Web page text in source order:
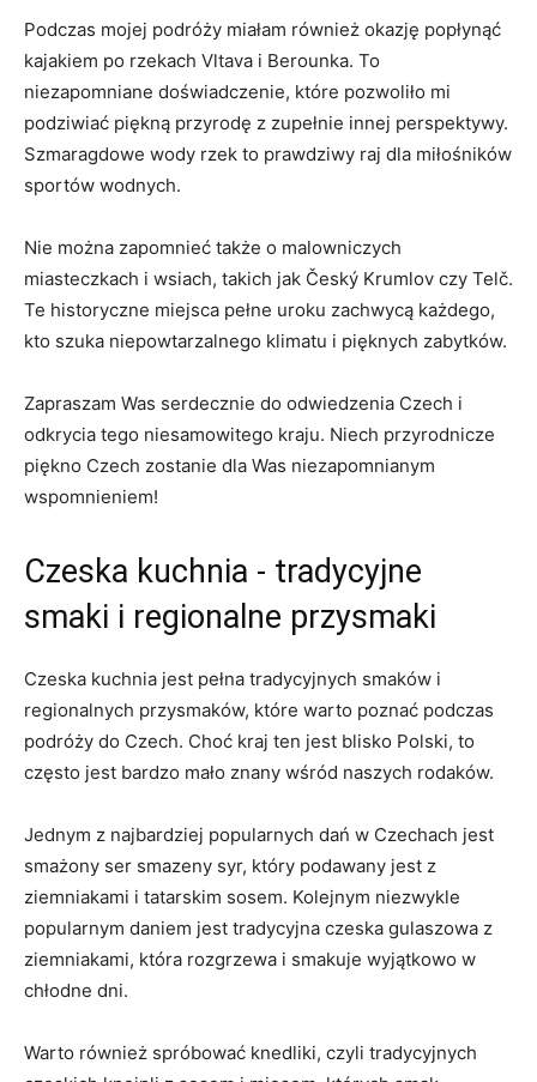
Podczas mojej podróży ⁤miałam również ‌okazję popłynąć
kajakiem ⁢po rzekach Vltava i‍ Berounka. To
niezapomniane ⁤doświadczenie, które pozwoliło‌ mi
podziwiać piękną przyrodę z⁤ zupełnie innej perspektywy.
Szmaragdowe ‍wody⁤ rzek to prawdziwy​ raj dla miłośników
sportów wodnych.
Nie ‍można zapomnieć ⁣także⁣ o malowniczych
miasteczkach i‌ wsiach, takich jak⁤ Český ‌Krumlov czy Telč.
Te historyczne miejsca pełne uroku zachwycą ⁣każdego,⁤
kto‌ szuka niepowtarzalnego klimatu⁣ i pięknych zabytków.
Zapraszam Was serdecznie do odwiedzenia Czech i
odkrycia tego‍ niesamowitego kraju. Niech ​przyrodnicze​
piękno Czech zostanie dla Was niezapomnianym
wspomnieniem!
Czeska‍ kuchnia ‌- tradycyjne
smaki i regionalne przysmaki
Czeska kuchnia jest‌ pełna tradycyjnych smaków⁢ i‍
regionalnych przysmaków, które ‍warto poznać podczas
podróży do ⁢Czech. Choć kraj ten jest blisko ⁣Polski, to
często jest⁤ bardzo⁣ mało znany‌ wśród naszych rodaków.
Jednym z najbardziej popularnych dań w Czechach jest
smażony​ ser smazeny ⁣syr, który podawany⁣ jest z
ziemniakami i tatarskim sosem. ​Kolejnym niezwykle
⁤popularnym daniem jest ⁤tradycyjna czeska gulaszowa z
ziemniakami,​ która ‍rozgrzewa i smakuje⁢ wyjątkowo w⁢
chłodne‍ dni.
Warto również spróbować knedliki,⁢ czyli​ tradycyjnych